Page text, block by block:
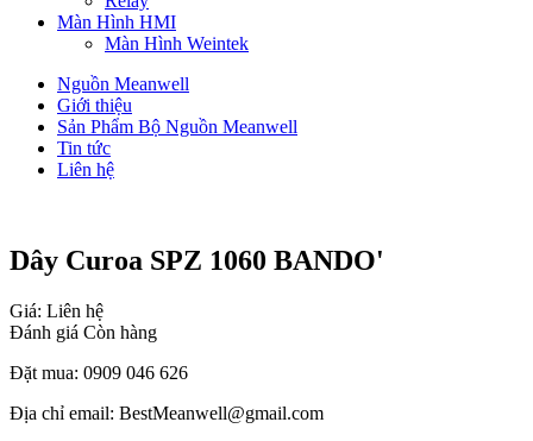
Màn Hình HMI
Màn Hình Weintek
Nguồn Meanwell
Giới thiệu
Sản Phẩm Bộ Nguồn Meanwell
Tin tức
Liên hệ
Dây Curoa SPZ 1060 BANDO'
Giá: Liên hệ
Đánh giá Còn hàng
Đặt mua: 0909 046 626
Địa chỉ email: BestMeanwell@gmail.com